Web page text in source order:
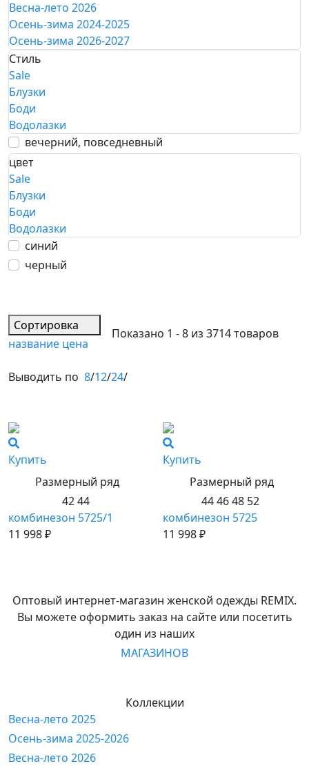
Весна-лето 2026
Осень-зима 2024-2025
Осень-зима 2026-2027
Стиль
Sale
Блузки
Боди
Водолазки
вечерний, повседневный
цвет
Sale
Блузки
Боди
Водолазки
синий
черный
Сортировка
название цена
Показано 1 - 8 из 3714 товаров
Выводить по 8/12/24/
Купить
Размерный ряд
42 44
комбинезон 5725/1
11 998 ₽
Купить
Размерный ряд
44 46 48 52
комбинезон 5725
11 998 ₽
Оптовый интернет-магазин женской одежды REMIX.
Вы можете оформить заказ на сайте или посетить
один из наших
МАГАЗИНОВ
Коллекции
Весна-лето 2025
Осень-зима 2025-2026
Весна-лето 2026